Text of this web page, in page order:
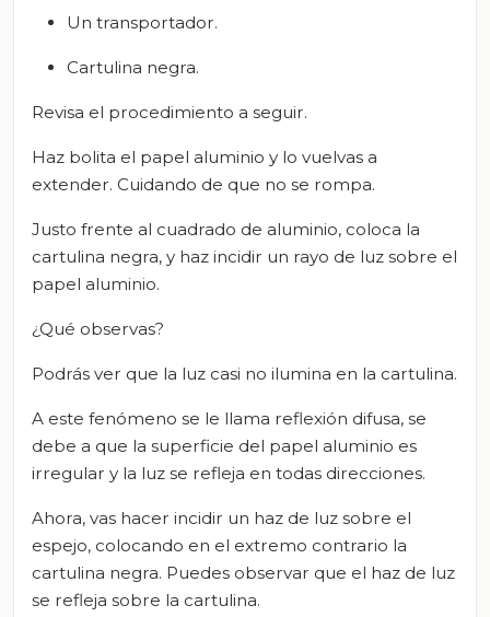
Un transportador.
Cartulina negra.
Revisa el procedimiento a seguir.
Haz bolita el papel aluminio y lo vuelvas a
extender. Cuidando de que no se rompa.
Justo frente al cuadrado de aluminio, coloca la
cartulina negra, y haz incidir un rayo de luz sobre el
papel aluminio.
¿Qué observas?
Podrás ver que la luz casi no ilumina en la cartulina.
A este fenómeno se le llama reflexión difusa, se
debe a que la superficie del papel aluminio es
irregular y la luz se refleja en todas direcciones.
Ahora, vas hacer incidir un haz de luz sobre el
espejo, colocando en el extremo contrario la
cartulina negra. Puedes observar que el haz de luz
se refleja sobre la cartulina.